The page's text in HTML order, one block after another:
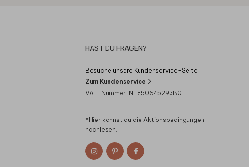
HAST DU FRAGEN?
Besuche unsere Kundenservice-Seite
Zum Kundenservice
VAT-Nummer: NL850645293B01
*Hier kannst du die Aktionsbedingungen
nachlesen.